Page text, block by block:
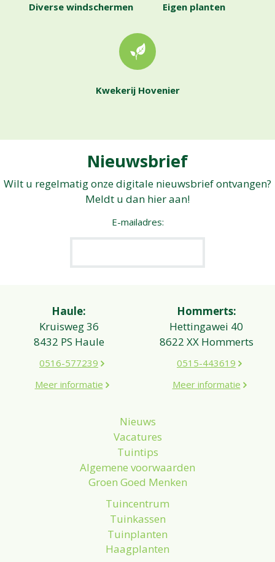
Diverse windschermen Eigen planten
Kwekerij Hovenier
Nieuwsbrief
Wilt u regelmatig onze digitale nieuwsbrief ontvangen?
Meldt u dan hier aan!
E-mailadres:
Haule:
Kruisweg 36
8432 PS Haule
0516-577239
Meer informatie
Hommerts:
Hettingawei 40
8622 XX Hommerts
0515-443619
Meer informatie
Nieuws
Vacatures
Tuintips
Algemene voorwaarden
Groen Goed Menken
Tuincentrum
Tuinkassen
Tuinplanten
Haagplanten